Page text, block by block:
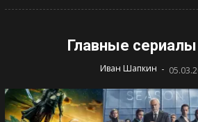
Главные
Иван Шапкин -